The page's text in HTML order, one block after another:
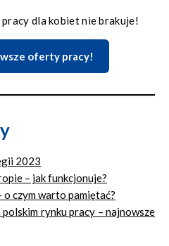
dla kobiet nie brakuje!
oferty pracy!
2023
– jak funkcjonuje?
czym warto pamiętać?
rynku pracy – najnowsze